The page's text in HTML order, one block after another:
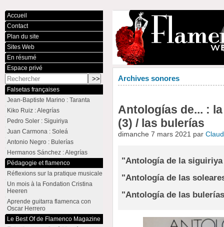
Archives sonores
Antologías de... :
(3) / las bulerías
dimanche 7 mars 2021 par
"Antología de la siguiriya
"Antología de las
"Antología de las
Accueil
Contact
Plan du site
Sites Web
En résumé
Espace privé
Falsetas françaises
Jean-Baptiste Marino : Taranta
Kiko Ruiz : Alegrías
Pedro Soler : Siguiriya
Juan Carmona : Soleá
Antonio Negro : Bulerías
Hermanos Sánchez : Alegrías
Pédagogie et flamenco
Réflexions sur la pratique musicale
Un mois à la Fondation Cristina
Heeren
Aprende guitarra flamenca con
Oscar Herrero
Le Best Of de Flamenco Magazine